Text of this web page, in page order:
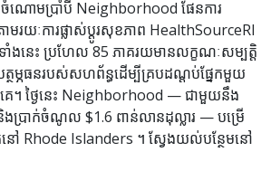
ណោមប្រាំបី Neighborhood ផែនការ
មរយៈការផ្លាស់ប្តូរសុខភាព HealthSourceRI
ងនេះ ប្រហែល 85 ភាគរយមានលក្ខណៈសម្បត្តិ
ត្ថម្ភធនរបស់សហព័ន្ធដើម្បីគ្របដណ្តប់ផ្នែកមួយ
។ ថ្ងៃនេះ Neighborhood — ជាមួយនឹង
ប្រាក់ចំណូល $1.6 ពាន់លានដុល្លារ — បម្រើ
នៅ Rhode Islanders ។ ស្វែងយល់បន្ថែមនៅ